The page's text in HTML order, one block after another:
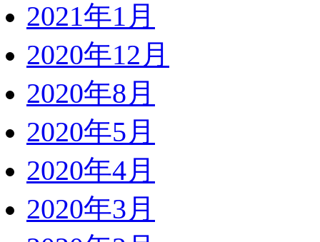
2021年1月
2020年12月
2020年8月
2020年5月
2020年4月
2020年3月